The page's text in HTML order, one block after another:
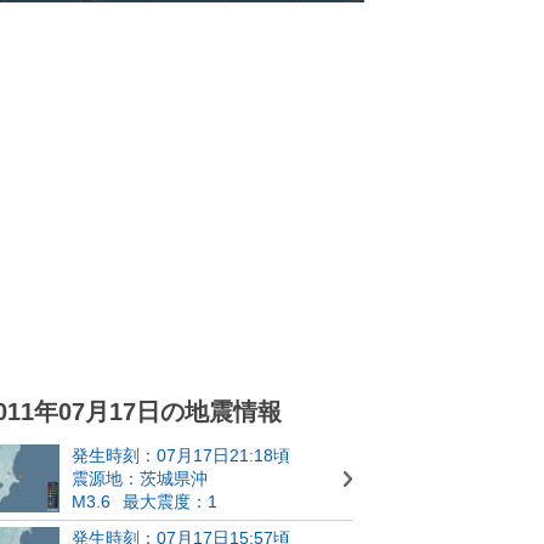
年07月17日の地震情報
発生時刻：07月17日21:18頃
震源地：茨城県沖
M3.6
最大震度：1
発生時刻：07月17日15:57頃